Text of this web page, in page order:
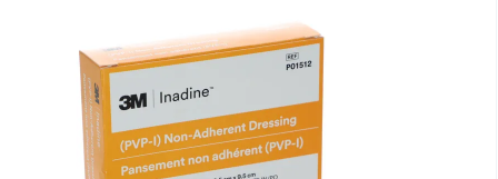
Az antidekubitális párna két alapvető anyagréteget kombinál.
Belső rétege
4 mm vastag folyékony gélt tartalmaz
megelőzni a felfekvések kialakulását
. A gél egyenletesen